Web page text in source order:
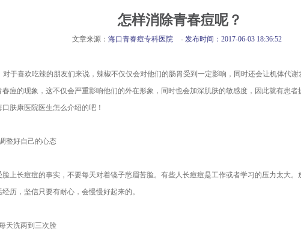
怎样消除青春痘呢？
文章来源： 海口青春痘专科医院 - 发布时间：2017-06-03 18:36:52
对于喜欢吃辣的朋友们来说，辣椒不仅仅会对他们的肠胃受到一定影响，同时还会让机体代谢
春痘的现象，这不仅会严重影响他们的外在形象，同时也会加深肌肤的敏感度，因此就有患者
口肤康医院医生怎么介绍的吧！
整好自己的心态
上长痘痘的事实，不要每天对着镜子愁眉苦脸。有些人长痘痘是工作或者学习的压力太大。
经历，坚信只要有耐心，会慢慢好起来的。
天洗两到三次脸